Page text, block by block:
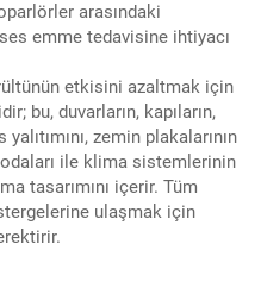
arasındaki
emme tedavisine ihtiyacı
etkisini azaltmak için
bu, duvarların, kapıların,
zemin plakalarının
odaları ile klima sistemlerinin
tasarımını içerir. Tüm
ulaşmak için